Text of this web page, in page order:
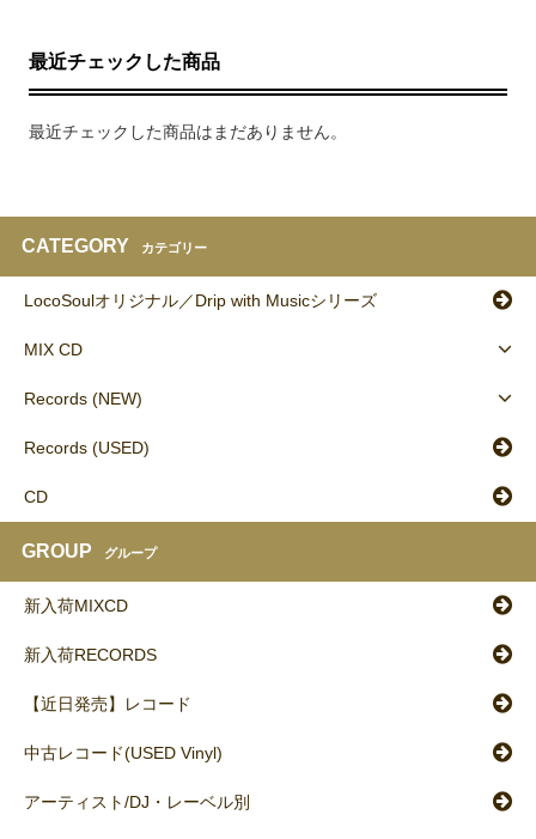
最近チェックした商品
最近チェックした商品はまだありません。
CATEGORY カテゴリー
LocoSoulオリジナル／Drip with Musicシリーズ
MIX CD
Records (NEW)
Records (USED)
CD
GROUP グループ
新入荷MIXCD
新入荷RECORDS
【近日発売】レコード
中古レコード(USED Vinyl)
アーティスト/DJ・レーベル別